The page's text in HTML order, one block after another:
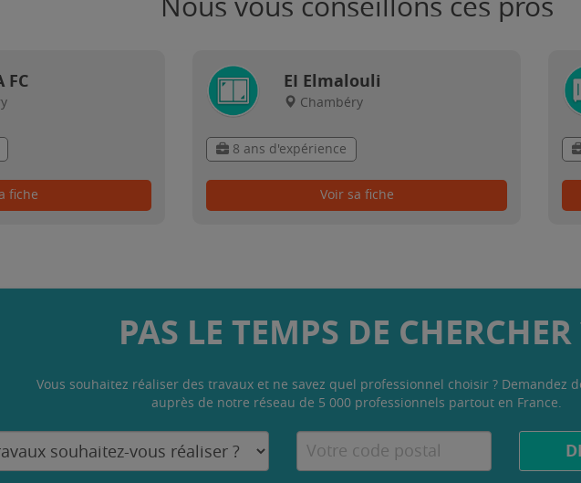
Nous vous conseillons ces pros
FC
fiche
EI Elmalouli
Chambéry
8 ans d'expérience
Voir sa fiche
PAS LE TEMPS DE CHERCHER
Vous souhaitez réaliser des travaux et ne savez quel professionnel choisir ? Demandez
auprès de notre réseau de 5 000 professionnels partout en France.